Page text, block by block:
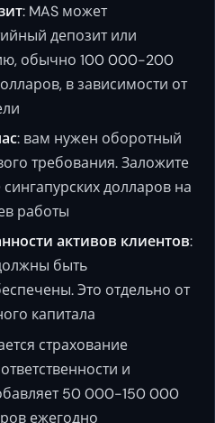
: MAS может
депозит или
обычно 100 000-200
в зависимости от
: вам нужен оборотный
требования. Заложите
долларов на
работы
активов клиентов:
быть
Это отдельно от
капитала
страхование
и
50 000-150 000
ежегодно